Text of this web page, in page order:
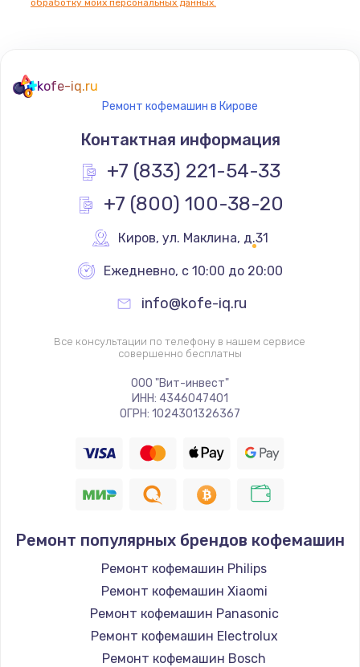
обработку моих персональных данных.
kofe-iq.ru
Ремонт кофемашин в Кирове
Контактная информация
+7 (833) 221-54-33
+7 (800) 100-38-20
Киров, ул. Маклина, д.31
Ежедневно, с 10:00 до 20:00
info@kofe-iq.ru
Все консультации по телефону в нашем сервисе
совершенно бесплатны
ООО "Вит-инвест"
ИНН: 4346047401
ОГРН: 1024301326367
Ремонт популярных брендов кофемашин
Ремонт кофемашин Philips
Ремонт кофемашин Xiaomi
Ремонт кофемашин Panasonic
Ремонт кофемашин Electrolux
Ремонт кофемашин Bosch